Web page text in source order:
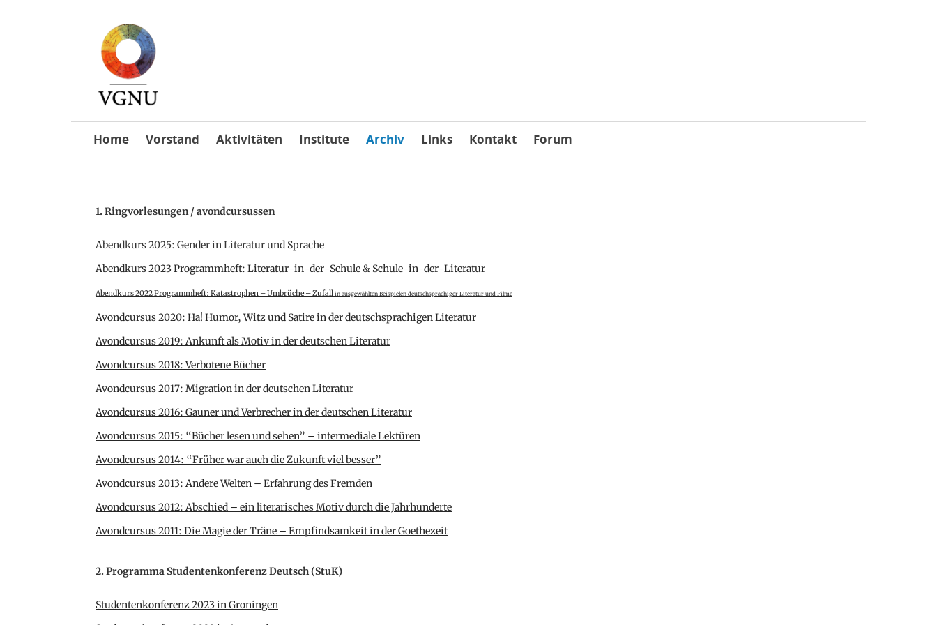
Home Vorstand Aktivitäten Institute Archiv Links Kontakt Forum
1. Ringvorlesungen / avondcursussen
Abendkurs 2025: Gender in Literatur und Sprache
Abendkurs 2023 Programmheft: Literatur-in-der-Schule & Schule-in-der-Literatur
Abendkurs 2022 Programmheft: Katastrophen – Umbrüche – Zufall in ausgewählten Beispielen deutschsprachiger Literatur und Filme
Avondcursus 2020: Ha! Humor, Witz und Satire in der deutschsprachigen Literatur
Avondcursus 2019: Ankunft als Motiv in der deutschen Literatur
Avondcursus 2018: Verbotene Bücher
Avondcursus 2017: Migration in der deutschen Literatur
Avondcursus 2016: Gauner und Verbrecher in der deutschen Literatur
Avondcursus 2015: “Bücher lesen und sehen” – intermediale Lektüren
Avondcursus 2014: “Früher war auch die Zukunft viel besser”
Avondcursus 2013: Andere Welten – Erfahrung des Fremden
Avondcursus 2012: Abschied – ein literarisches Motiv durch die Jahrhunderte
Avondcursus 2011: Die Magie der Träne – Empfindsamkeit in der Goethezeit
2. Programma Studentenkonferenz Deutsch (StuK)
Studentenkonferenz 2023 in Groningen